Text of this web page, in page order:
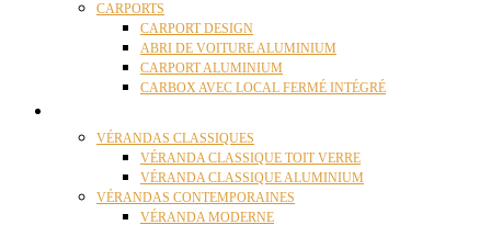
CARPORTS
CARPORT DESIGN
ABRI DE VOITURE ALUMINIUM
CARPORT ALUMINIUM
CARBOX AVEC LOCAL FERMÉ INTÉGRÉ
VÉRANDAS CLASSIQUES
VÉRANDA CLASSIQUE TOIT VERRE
VÉRANDA CLASSIQUE ALUMINIUM
VÉRANDAS CONTEMPORAINES
VÉRANDA MODERNE